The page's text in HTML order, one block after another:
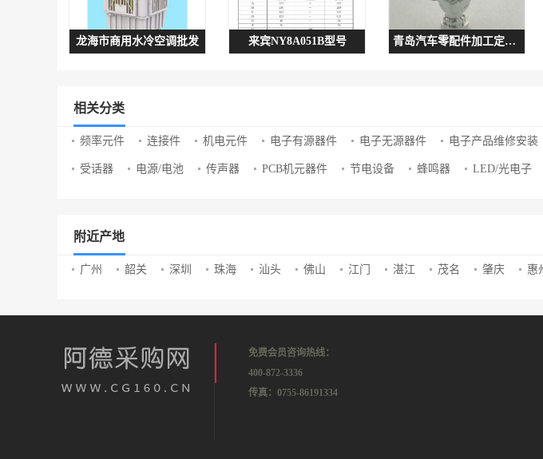
龙海市商用水冷空调批发 来宾NY8A051B型号 青岛汽车零配件加工定制 一站式服务 迈奇精密机械
相关分类
频率元件 连接件 机电元件 电子有源器件 电子无源器件 电子产品维修安装
受话器 电源/电池 传声器 PCB机元器件 节电设备 蜂鸣器 LED/光电子
附近产地
广州 韶关 深圳 珠海 汕头 佛山 江门 湛江 茂名 肇庆 惠
免费会员咨询热线：
400-872-3336
传真：0755-86191334